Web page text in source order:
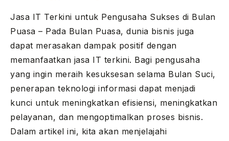
Jasa IT Terkini untuk Pengusaha Sukses di Bulan
Puasa – Pada Bulan Puasa, dunia bisnis juga
dapat merasakan dampak positif dengan
memanfaatkan jasa IT terkini. Bagi pengusaha
yang ingin meraih kesuksesan selama Bulan Suci,
penerapan teknologi informasi dapat menjadi
kunci untuk meningkatkan efisiensi, meningkatkan
pelayanan, dan mengoptimalkan proses bisnis.
Dalam artikel ini, kita akan menjelajahi